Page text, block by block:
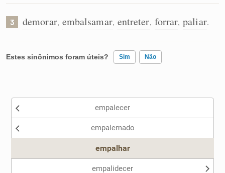
Conexões
3 demorar, embalsamar, entreter, forrar, paliar.
Estes sinônimos foram úteis? Sim Não
Nenhum dos sinônimos apresentados me ajudou
empalecer
empalemado
empalhar
empalidecer